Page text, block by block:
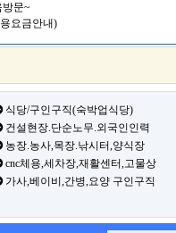
문~
요금안내)
식당/구인구직(숙박업식당)
건설현장.단순노무.외국인인력
농장.농사,목장.낚시터,양식장
cnc체용,세차장,재활센터,고물상
가사,베이비,간병,요양 구인구직